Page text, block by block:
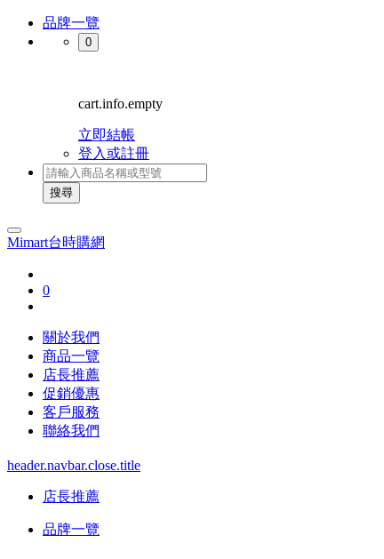
品牌一覽
0
cart.info.empty
立即結帳
登入或註冊
搜尋
Mimart台時購網
0
關於我們
商品一覽
店長推薦
促銷優惠
客戶服務
聯絡我們
header.navbar.close.title
店長推薦
品牌一覽